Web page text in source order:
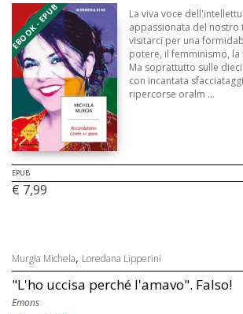
EBOOK - EPUB
La viva voce
appassionata del nostro
visitarci per una
potere, il femminismo,
Ma soprattutto sulle
con incantata
ripercorse oralm ...
EPUB
€ 7,99
Murgia Michela, Loredana Lipperini
"L'ho uccisa perché l'amavo". Falso!
Emons